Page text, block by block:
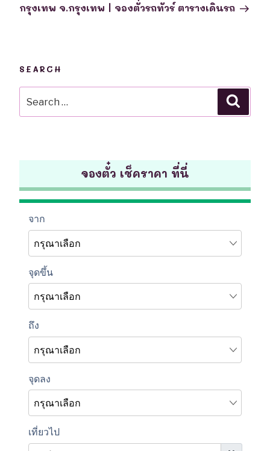
กรุงเทพ จ.กรุงเทพ | จองตั๋วรถทัวร์ ตารางเดินรถ
SEARCH
for:
จองตั๋ว เช็คราคา ที่นี่